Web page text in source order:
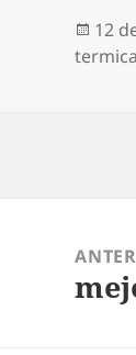
el
12
entradas